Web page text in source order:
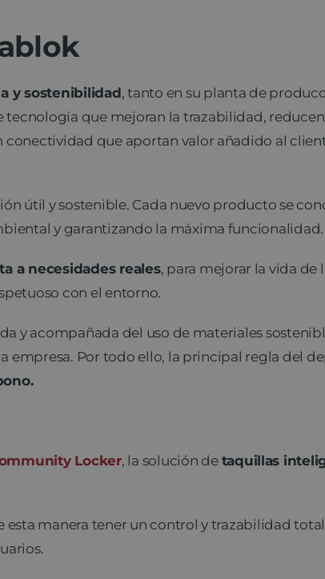
y sostenibilidad, tanto en su planta de
que mejoran la trazabilidad, reducen
que aportan valor añadido al
útil y sostenible. Cada nuevo producto se
y garantizando la máxima funcionalidad.
a necesidades reales, para mejorar la vida de
con el entorno.
y acompañada del uso de materiales
empresa. Por todo ello, la principal regla del
Locker, la solución de taquillas
esta manera tener un control y trazabilidad